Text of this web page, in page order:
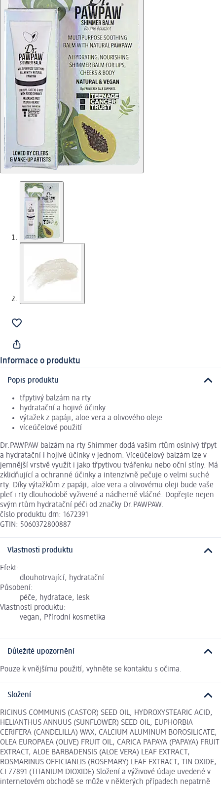
Informace o produktu
Popis produktu
třpytivý balzám na rty
hydratační a hojivé účinky
výtažek z papáji, aloe vera a olivového oleje
víceúčelové použití
Dr.PAWPAW balzám na rty Shimmer dodá vašim rtům oslnivý třpyt
a hydratační i hojivé účinky v jednom. Víceúčelový balzám lze v
jemnější vrstvě využít i jako třpytivou tvářenku nebo oční stíny. Má
zklidňující a ochranné účinky a intenzivně pečuje o velmi suché
rty. Díky výtažkům z papáji, aloe vera a olivovému oleji bude vaše
pleť i rty dlouhodobě vyživené a nádherně vláčné. Dopřejte nejen
svým rtům hydratační péči od značky Dr.PAWPAW.
číslo produktu dm: 1672391
GTIN: 5060372800887
Vlastnosti produktu
Efekt:
dlouhotrvající, hydratační
Působení:
péče, hydratace, lesk
Vlastnosti produktu:
vegan, Přírodní kosmetika
Důležité upozornění
Pouze k vnějšímu použití, vyhněte se kontaktu s očima.
Složení
RICINUS COMMUNIS (CASTOR) SEED OIL, HYDROXYSTEARIC ACID,
HELIANTHUS ANNUUS (SUNFLOWER) SEED OIL, EUPHORBIA
CERIFERA (CANDELILLA) WAX, CALCIUM ALUMINUM BOROSILICATE,
OLEA EUROPAEA (OLIVE) FRUIT OIL, CARICA PAPAYA (PAPAYA) FRUIT
EXTRACT, ALOE BARBADENSIS (ALOE VERA) LEAF EXTRACT,
ROSMARINUS OFFICIANLIS (ROSEMARY) LEAF EXTRACT, TIN OXIDE,
CI 77891 (TITANIUM DIOXIDE) Složení a výživové údaje uvedené v
internetovém obchodě se může v některých případech nepatrně